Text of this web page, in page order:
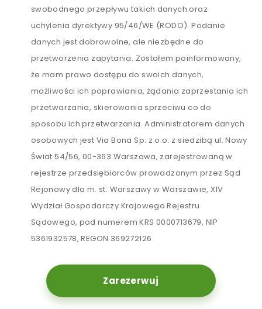
swobodnego przepływu takich danych oraz
uchylenia dyrektywy 95/46/WE (RODO). Podanie
danych jest dobrowolne, ale niezbędne do
przetworzenia zapytania. Zostałem poinformowany,
że mam prawo dostępu do swoich danych,
możliwości ich poprawiania, żądania zaprzestania ich
przetwarzania, skierowania sprzeciwu co do
sposobu ich przetwarzania. Administratorem danych
osobowych jest Via Bona Sp. z o.o. z siedzibą ul. Nowy
Świat 54/56, 00-363 Warszawa, zarejestrowaną w
rejestrze przedsiębiorców prowadzonym przez Sąd
Rejonowy dla m. st. Warszawy w Warszawie, XIV
Wydział Gospodarczy Krajowego Rejestru
Sądowego, pod numerem KRS 0000713679, NIP
5361932578, REGON 369272126
Zarezerwuj